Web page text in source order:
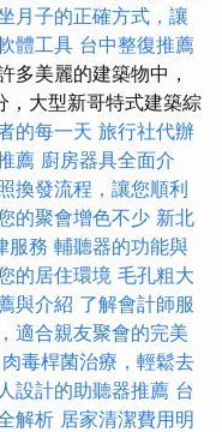
月子的正確方式，讓
體工具 台中整復推薦
多美麗的建築物中，
，大型新哥特式建築綜
的每一天 旅行社代辦
薦 廚房器具全面介
換發流程，讓您順利
的聚會增色不少 新北
服務 輔聽器的功能與
的居住環境 毛孔粗大
與介紹 了解會計師服
適合親友聚會的完美
肉毒桿菌治療，輕鬆去
設計的助聽器推薦 台
解析 居家清潔費用明